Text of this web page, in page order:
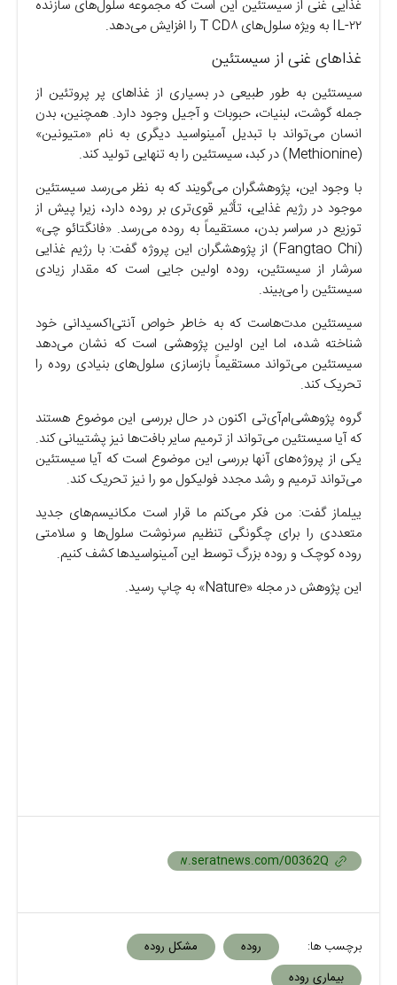
غذایی غنی از سیستئین این است که مجموعه سلول‌های سازنده
IL-۲۲ به ویژه سلول‌های T CD۸ را افزایش می‌دهد.
غذا‌های غنی از سیستئین
سیستئین به طور طبیعی در بسیاری از غذا‌های پر پروتئین از
جمله گوشت، لبنیات، حبوبات و آجیل وجود دارد. همچنین، بدن
انسان می‌تواند با تبدیل آمینواسید دیگری به نام «متیونین»
(Methionine) در کبد، سیستئین را به تنهایی تولید کند.
با وجود این، پژوهشگران می‌گویند که به نظر می‌رسد سیستئین
موجود در رژیم غذایی، تأثیر قوی‌تری بر روده دارد، زیرا پیش از
توزیع در سراسر بدن، مستقیماً به روده می‌رسد. «فانگتائو چی»
(Fangtao Chi) از پژوهشگران این پروژه گفت: با رژیم غذایی
سرشار از سیستئین، روده اولین جایی است که مقدار زیادی
سیستئین را می‌بیند.
سیستئین مدت‌هاست که به خاطر خواص آنتی‌اکسیدانی خود
شناخته شده، اما این اولین پژوهشی است که نشان می‌دهد
سیستئین می‌تواند مستقیماً بازسازی سلول‌های بنیادی روده را
تحریک کند.
گروه پژوهشی‌ام‌آی‌تی اکنون در حال بررسی این موضوع هستند
که آیا سیستئین می‌تواند از ترمیم سایر بافت‌ها نیز پشتیبانی کند.
یکی از پروژه‌های آنها بررسی این موضوع است که آیا سیستئین
می‌تواند ترمیم و رشد مجدد فولیکول مو را نیز تحریک کند.
ییلماز گفت: من فکر می‌کنم ما قرار است مکانیسم‌های جدید
متعددی را برای چگونگی تنظیم سرنوشت سلول‌ها و سلامتی
روده کوچک و روده بزرگ توسط این آمینواسید‌ها کشف کنیم.
این پژوهش در مجله «Nature» به چاپ رسید.
برچسب ها: روده
مشکل روده
بیماری روده